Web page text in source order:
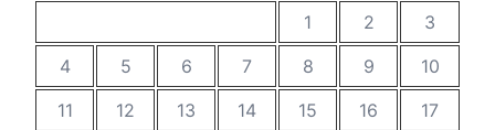
1
2
3
4
5 6 7 8 9
10
11
12 13 14 15 16
17